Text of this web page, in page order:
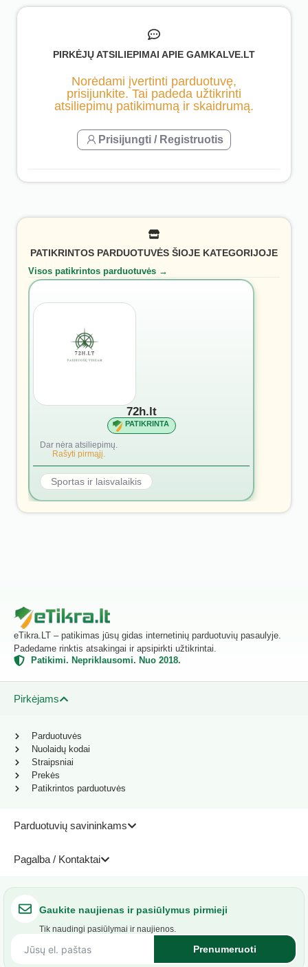
PIRKĖJŲ ATSILIEPIMAI APIE GAMKALVE.LT
Norėdami įvertinti parduotuvę,
prisijunkite. Tai padeda užtikrinti
atsiliepimų patikimumą ir skaidrumą.
Prisijungti / Registruotis
PATIKRINTOS PARDUOTUVĖS ŠIOJE KATEGORIJOJE
Visos patikrintos parduotuvės →
72h.lt
PATIKRINTA
Dar nėra atsiliepimų.
Rašyti pirmąjį.
Sportas ir laisvalaikis
eTikra.LT – patikimas jūsų gidas internetinių parduotuvių pasaulyje.
Padedame rinktis atsakingai ir apsipirkti užtikrintai.
Patikimi. Nepriklausomi. Nuo 2018.
Pirkėjams
Parduotuvių savininkams
Pagalba / Kontaktai
Parduotuvės
Nuolaidų kodai
Straipsniai
Prekės
Patikrintos parduotuvės
Gaukite naujienas ir pasiūlymus pirmieji
Tik naudingi pasiūlymai ir naujienos.
Prenumeruoti